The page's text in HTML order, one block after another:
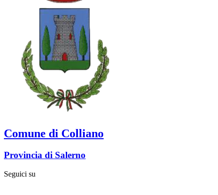
Comune di Colliano
Provincia di Salerno
Seguici su